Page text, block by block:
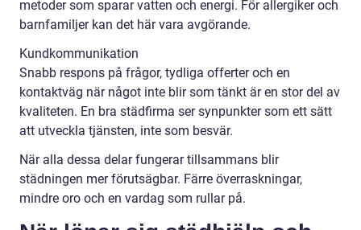
metoder som sparar vatten och energi. För allergiker och
barnfamiljer kan det här vara avgörande.
Kundkommunikation
Snabb respons på frågor, tydliga offerter och en
kontaktväg när något inte blir som tänkt är en stor del av
kvaliteten. En bra städfirma ser synpunkter som ett sätt
att utveckla tjänsten, inte som besvär.
När alla dessa delar fungerar tillsammans blir
städningen mer förutsägbar. Färre överraskningar,
mindre oro och en vardag som rullar på.